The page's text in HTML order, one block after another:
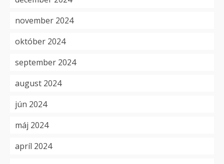
november 2024
október 2024
september 2024
august 2024
jún 2024
máj 2024
apríl 2024